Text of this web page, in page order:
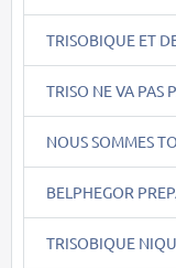
TRISOBIQUE ET
TRISO NE VA PAS
NOUS SOMMES
BELPHEGOR
TRISOBIQUE